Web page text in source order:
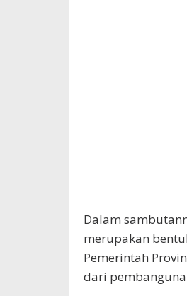
Dalam
merupakan
Pemerintah
dari